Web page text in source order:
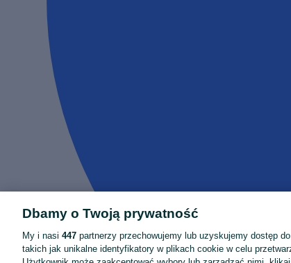
Dbamy o Twoją prywatność
My i nasi 447 partnerzy przechowujemy lub uzyskujemy dostęp
takich jak unikalne identyfikatory w plikach cookie w celu